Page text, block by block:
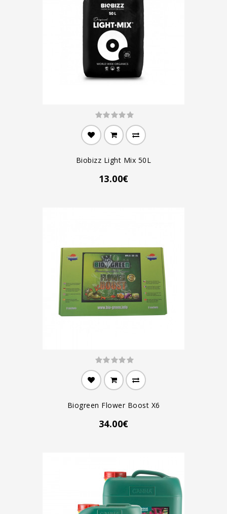
Biobizz Light Mix 50L
13.00€
Biogreen Flower Boost X6
34.00€